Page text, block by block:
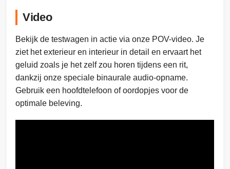
Video
Bekijk de testwagen in actie via onze POV-video. Je
ziet het exterieur en interieur in detail en ervaart het
geluid zoals je het zelf zou horen tijdens een rit,
dankzij onze speciale binaurale audio-opname.
Gebruik een hoofdtelefoon of oordopjes voor de
optimale beleving.